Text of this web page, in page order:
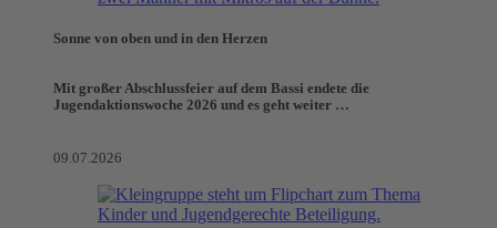
Sonne von oben und in den Herzen
Mit großer Abschlussfeier auf dem Bassi endete die
Jugendaktionswoche 2026 und es geht weiter …
09.07.2026